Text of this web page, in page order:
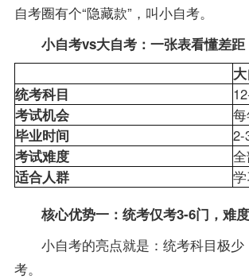
自考圈有个“隐藏款”，叫小自考。
小自考vs大自考：一张表看懂差距
统考科目
考试机会
毕业时间
2-
考试难度
适合人群
核心优势一：统考仅考3-6门，难
小自考的亮点就是：统考科目极少
考。